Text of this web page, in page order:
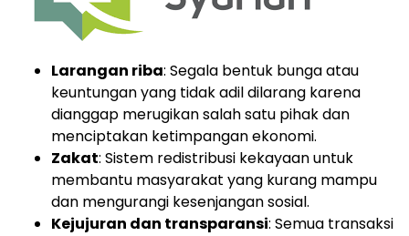
Larangan riba: Segala bentuk bunga atau
keuntungan yang tidak adil dilarang karena
dianggap merugikan salah satu pihak dan
menciptakan ketimpangan ekonomi.
Zakat: Sistem redistribusi kekayaan untuk
membantu masyarakat yang kurang mampu
dan mengurangi kesenjangan sosial.
Kejujuran dan transparansi: Semua transaksi